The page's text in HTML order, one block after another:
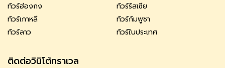
ทัวร์ฮ่องกง
ทัวร์รัสเซีย
ทัวร์เกาหลี
ทัวร์กัมพูชา
ทัวร์ลาว
ทัวร์ในประเทศ
ติดต่อวินิโต้ทราเวล